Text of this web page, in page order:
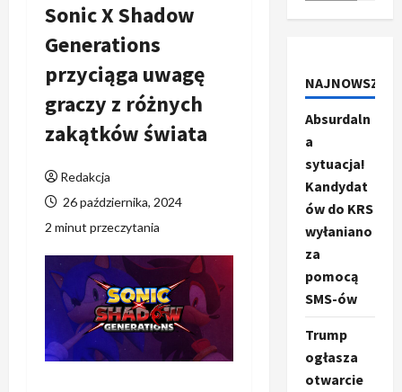
Sonic X Shadow
Generations
przyciąga uwagę
graczy z różnych
zakątków świata
Redakcja
26 października, 2024
2 minut przeczytania
NAJNOWSZE
Absurdaln
a
sytuacja!
Kandydat
ów do KRS
wyłaniano
za
pomocą
SMS-ów
Trump
ogłasza
otwarcie